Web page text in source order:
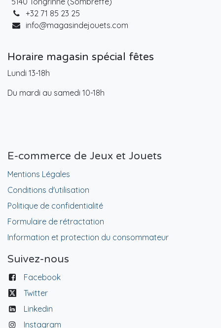
+32 71 85 23 25
info@magasindejouets.com
Horaire magasin spécial fêtes
Lundi 13-18h
Du mardi au samedi 10-18h
E-commerce de Jeux et Jouets
Mentions Légales
Conditions d'utilisation
Politique de confidentialité
Formulaire de rétractation
Information et protection du consommateur
Suivez-nous
Facebook
Twitter
Linkedin
Instagram